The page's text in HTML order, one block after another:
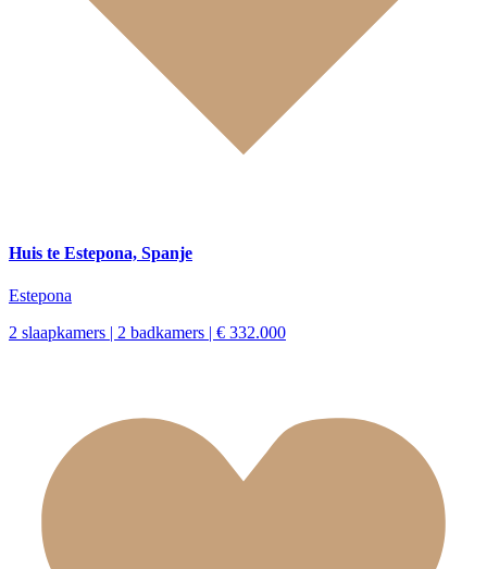
Huis te Estepona, Spanje
Estepona
2 slaapkamers | 2 badkamers | € 332.000